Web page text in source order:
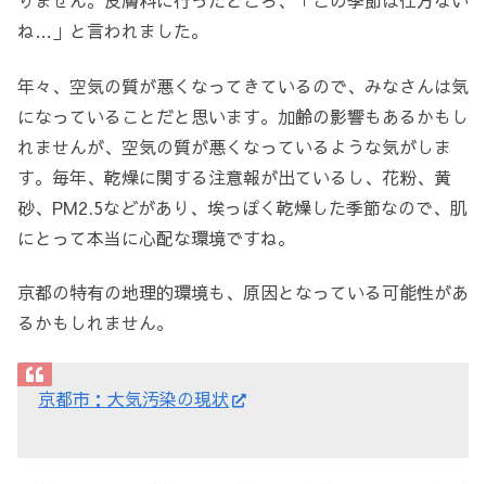
ね…」と言われました。
年々、空気の質が悪くなってきているので、みなさんは気
になっていることだと思います。加齢の影響もあるかもし
れませんが、空気の質が悪くなっているような気がしま
す。毎年、乾燥に関する注意報が出ているし、花粉、黄
砂、PM2.5などがあり、埃っぽく乾燥した季節なので、肌
にとって本当に心配な環境ですね。
京都の特有の地理的環境も、原因となっている可能性があ
るかもしれません。
京都市：大気汚染の現状